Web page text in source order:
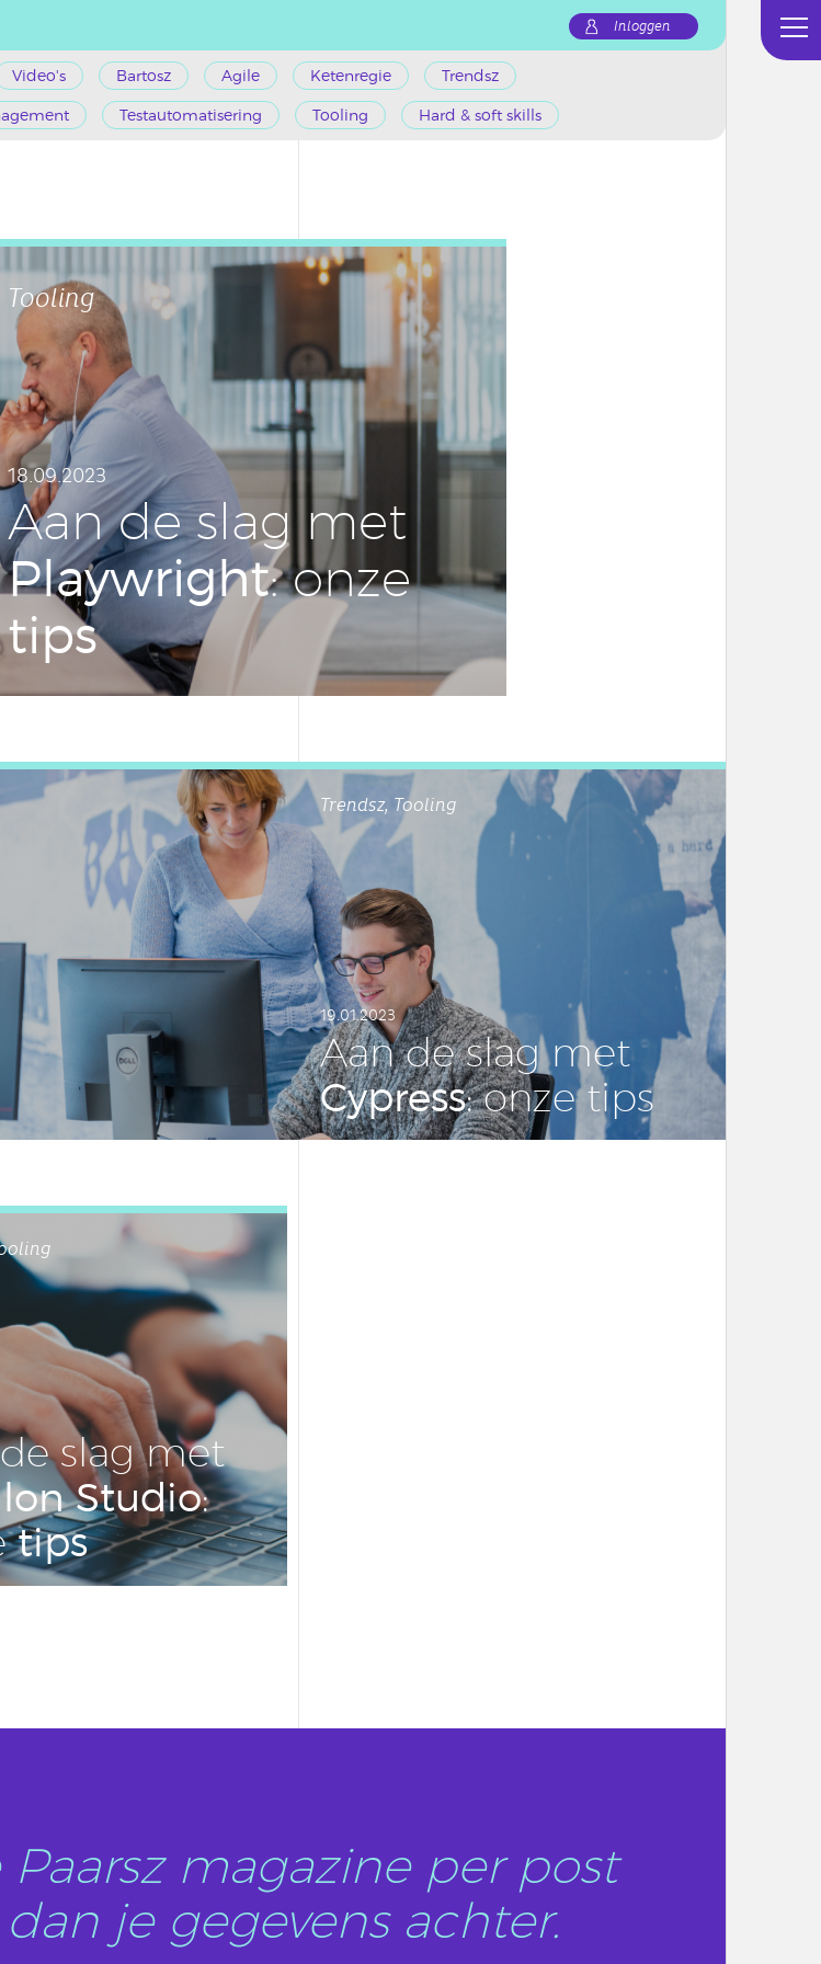
Inloggen
Video's Bartosz Agile Ketenregie Trendsz
Testautomatisering Tooling Hard & soft skills
Tooling
18.09.2023
Aan de slag met
Play­wright: onze
tips
Trendsz, Tooling
19.01.2023
Aan de slag met
Cypress: onze tips
slag met
Studio:
tips
magazine per post
je gegevens achter.